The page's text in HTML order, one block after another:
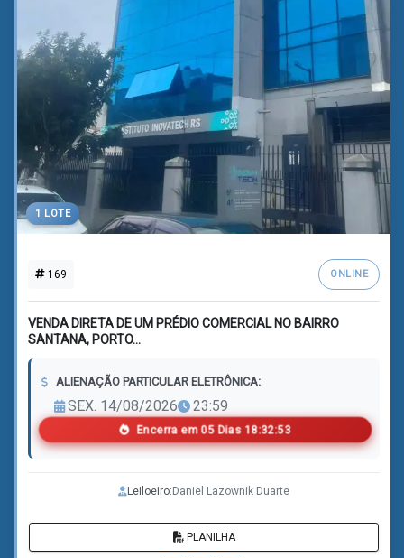
1 LOTE
169 ONLINE
VENDA DIRETA DE UM PRÉDIO COMERCIAL NO BAIRRO
SANTANA, PORTO...
ALIENAÇÃO PARTICULAR ELETRÔNICA:
SEX. 14/08/2026 23:59
Encerra em 05 Dias 18:32:51
Leiloeiro: Daniel Lazownik Duarte
PLANILHA